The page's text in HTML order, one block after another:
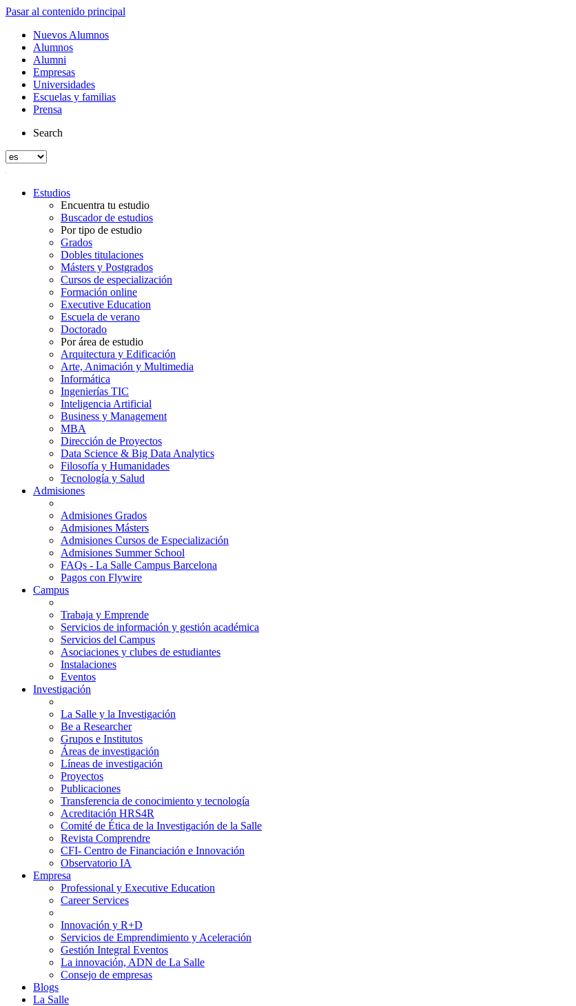
Pasar al contenido principal
Nuevos Alumnos
Alumnos
Alumni
Empresas
Universidades
Escuelas y familias
Prensa
Search
Estudios
Encuentra tu estudio
Buscador de estudios
Por tipo de estudio
Grados
Dobles titulaciones
Másters y Postgrados
Cursos de especialización
Formación online
Executive Education
Escuela de verano
Doctorado
Por área de estudio
Arquitectura y Edificación
Arte, Animación y Multimedia
Informática
Ingenierías TIC
Inteligencia Artificial
Business y Management
MBA
Dirección de Proyectos
Data Science & Big Data Analytics
Filosofía y Humanidades
Tecnología y Salud
Admisiones
Admisiones Grados
Admisiones Másters
Admisiones Cursos de Especialización
Admisiones Summer School
FAQs - La Salle Campus Barcelona
Pagos con Flywire
Campus
Trabaja y Emprende
Servicios de información y gestión académica
Servicios del Campus
Asociaciones y clubes de estudiantes
Instalaciones
Eventos
Investigación
La Salle y la Investigación
Be a Researcher
Grupos e Institutos
Áreas de investigación
Líneas de investigación
Proyectos
Publicaciones
Transferencia de conocimiento y tecnología
Acreditación HRS4R
Comité de Ética de la Investigación de la Salle
Revista Comprendre
CFI- Centro de Financiación e Innovación
Observatorio IA
Empresa
Professional y Executive Education
Career Services
Innovación y R+D
Servicios de Emprendimiento y Aceleración
Gestión Integral Eventos
La innovación, ADN de La Salle
Consejo de empresas
Blogs
La Salle